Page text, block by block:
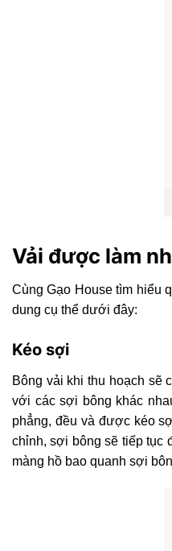
Vải được làm
Cùng Gạo House tìm hiểu
dung cụ thể dưới đây:
Kéo sợi
Bông vải khi thu hoạch
với các sợi bông khác
phẳng, đều và được kéo
chỉnh, sợi bông sẽ tiếp tục
màng hồ bao quanh sợi